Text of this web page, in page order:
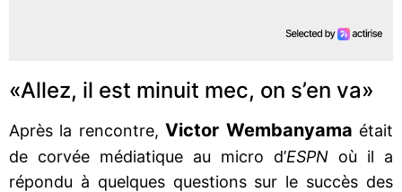
«Allez, il est minuit mec, on s’en va»
Après la rencontre,Victor Wembanyama était
de corvée médiatique au micro d’ESPN où il a
répondu à quelques questions sur le succès des